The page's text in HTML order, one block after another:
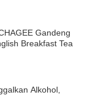
Gandeng
Breakfast Tea
Alkohol,